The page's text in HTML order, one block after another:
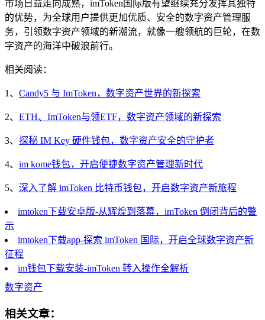
市场日益走向成熟，imToken国际版有望继续充分发挥其独特
的优势，为全球用户提供更加优质、安全的数字资产管理服
务，引领数字资产领域的新潮流，就像一艘领航的巨轮，在数
字资产的海洋中破浪前行。
相关阅读：
1、 Candy5 与 ImToken，数字资产世界的新探索
2、 ETH、ImToken与领ETF，数字资产领域的新探索
3、 探秘 IM Key 硬件钱包，数字资产安全的守护者
4、 im kome钱包，开启便捷数字资产管理新时代
5、 深入了解 imToken 比特币钱包，开启数字资产新旅程
imtoken下载安卓版-从辉煌到落幕，imToken 倒闭背后的警
示
imtoken下载app-探索 imToken 国际，开启全球数字资产新
征程
im钱包下载安装-imToken 转入操作全解析
数字资产
相关文章：